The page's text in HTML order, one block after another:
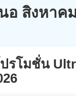
อ สิงหาค
รโมชั่น